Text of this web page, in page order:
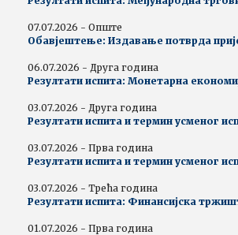
07.07.2026 - Опште
Обавјештење: Издавање потврда
06.07.2026 - Друга година
Резултати испита: Монетарна
03.07.2026 - Друга година
Резултати испита и термин усменог
03.07.2026 - Прва година
Резултати испита и термин усменог
03.07.2026 - Трећа година
Резултати испита: Финансијска
01.07.2026 - Прва година